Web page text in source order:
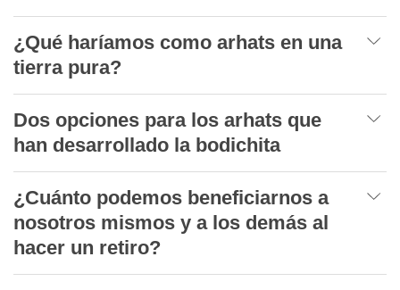
¿Qué haríamos como arhats en una
tierra pura?
Dos opciones para los arhats que
han desarrollado la bodichita
¿Cuánto podemos beneficiarnos a
nosotros mismos y a los demás al
hacer un retiro?